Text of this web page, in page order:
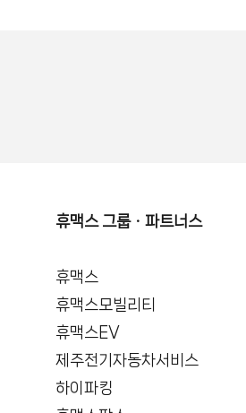
휴맥스 그룹ㆍ파트너스
휴맥스
휴맥스모빌리티
휴맥스EV
제주전기자동차서비스
하이파킹